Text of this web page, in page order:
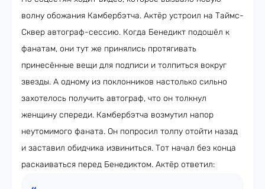
волну обожания Камбербэтча. Актёр устроил на Таймс-
Сквер автограф-сессию. Когда Бенедикт подошёл к
фанатам, они тут же принялись протягивать
принесённые вещи для подписи и толпиться вокруг
звезды. А одному из поклонников настолько сильно
захотелось получить автограф, что он толкнул
женщину спереди. Камбербэтча возмутил напор
неутомимого фаната. Он попросил толпу отойти назад
и заставил обидчика извиниться. Тот начал без конца
раскаиваться перед Бенедиктом. Актёр ответил: